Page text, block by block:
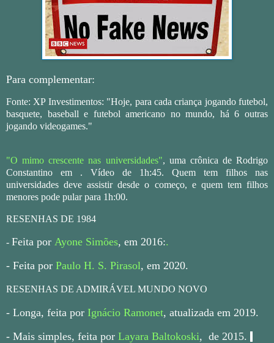
Para complementar:
Fonte: XP Investimentos: "Hoje, para cada criança jogando futebol,
basquete, baseball e futebol americano no mundo, há 6 outras
jogando videogames."
"O mimo crescente nas universidades", uma crônica de Rodrigo
Constantino em . Vídeo de 1h:45. Quem tem filhos nas
universidades deve assistir desde o começo, e quem tem filhos
menores pode pular para 1h:00.
RESENHAS DE 1984
- Feita por Ayone Simões, em 2016:.
- Feita por Paulo H. S. Pirasol, em 2020.
RESENHAS DE ADMIRÁVEL MUNDO NOVO
- Longa, feita por Ignácio Ramonet, atualizada em 2019.
- Mais simples, feita por Layara Baltokoski, de 2015.